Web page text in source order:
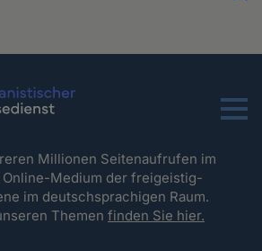
Menu
Millionen Seitenaufrufen im
Medium der freigeistig-
im deutschsprachigen Raum.
Themenfinden Sie hier.